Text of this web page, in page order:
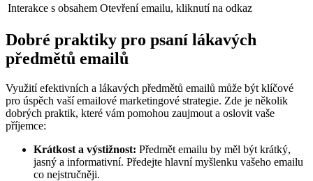
Interakce s obsahem Otevření emailu, kliknutí na odkaz
Dobré praktiky pro psaní lákavých
předmětů emailů
Využití efektivních a lákavých předmětů emailů může být klíčové
pro úspěch vaší emailové marketingové strategie. Zde je několik
dobrých praktik, které vám pomohou zaujmout a oslovit vaše
příjemce:
Krátkost a výstižnost: Předmět emailu by měl být krátký,
jasný a informativní. Předejte hlavní myšlenku vašeho emailu
co nejstručněji.